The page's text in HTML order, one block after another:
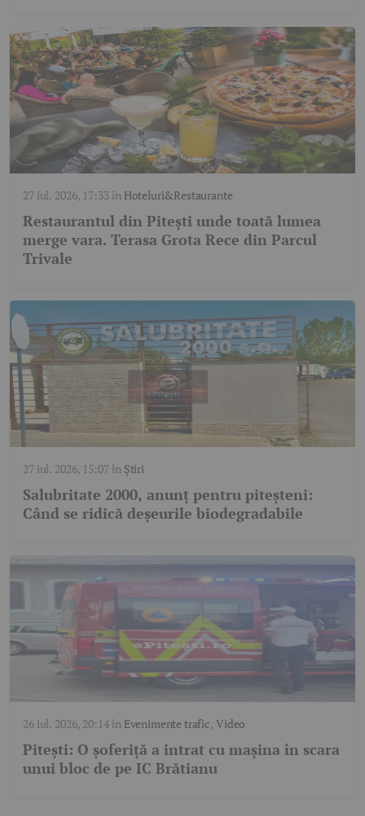
27 iul. 2026, 17:33în Hoteluri&Restaurante
Restaurantul din Pitești unde toată lumea
merge vara. Terasa Grota Rece din Parcul
Trivale
27 iul. 2026, 15:07în Știri
Salubritate 2000, anunț pentru piteșteni:
Când se ridică deșeurile biodegradabile
26 iul. 2026, 20:14în Evenimente trafic, Video
Pitești: O șoferiță a intrat cu mașina în scara
unui bloc de pe IC Brătianu